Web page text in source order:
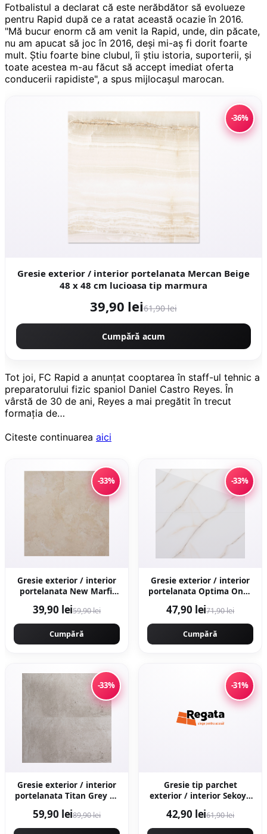
Fotbalistul a declarat că este nerăbdător să evolueze
pentru Rapid după ce a ratat această ocazie în 2016.
"Mă bucur enorm că am venit la Rapid, unde, din păcate,
nu am apucat să joc în 2016, deşi mi-aş fi dorit foarte
mult. Ştiu foarte bine clubul, îi ştiu istoria, suporterii, şi
toate acestea m-au făcut să accept imediat oferta
conducerii rapidiste", a spus mijlocaşul marocan.
-36%
Gresie exterior / interior portelanata Mercan Beige
48 x 48 cm lucioasa tip marmura
39,90 lei61,90 lei
Cumpără acum
Tot joi, FC Rapid a anunţat cooptarea în staff-ul tehnic a
preparatorului fizic spaniol Daniel Castro Reyes. În
vârstă de 30 de ani, Reyes a mai pregătit în trecut
formaţia de…
Citeste continuarea aici
-33%
Gresie exterior / interior
portelanata New Marfil
rectificata tip piatra
naturala
39,90 lei59,90 lei
Cumpără
-33%
Gresie exterior / interior
portelanata Optima Onyx
rectificata tip marmura
47,90 lei71,90 lei
Cumpără
-33%
Gresie exterior / interior
portelanata Titan Grey 60
aspect ciment
59,90 lei89,90 lei
-31%
Gresie tip parchet
exterior / interior Sekoya
portelanata
antiderapanta
42,90 lei61,90 lei